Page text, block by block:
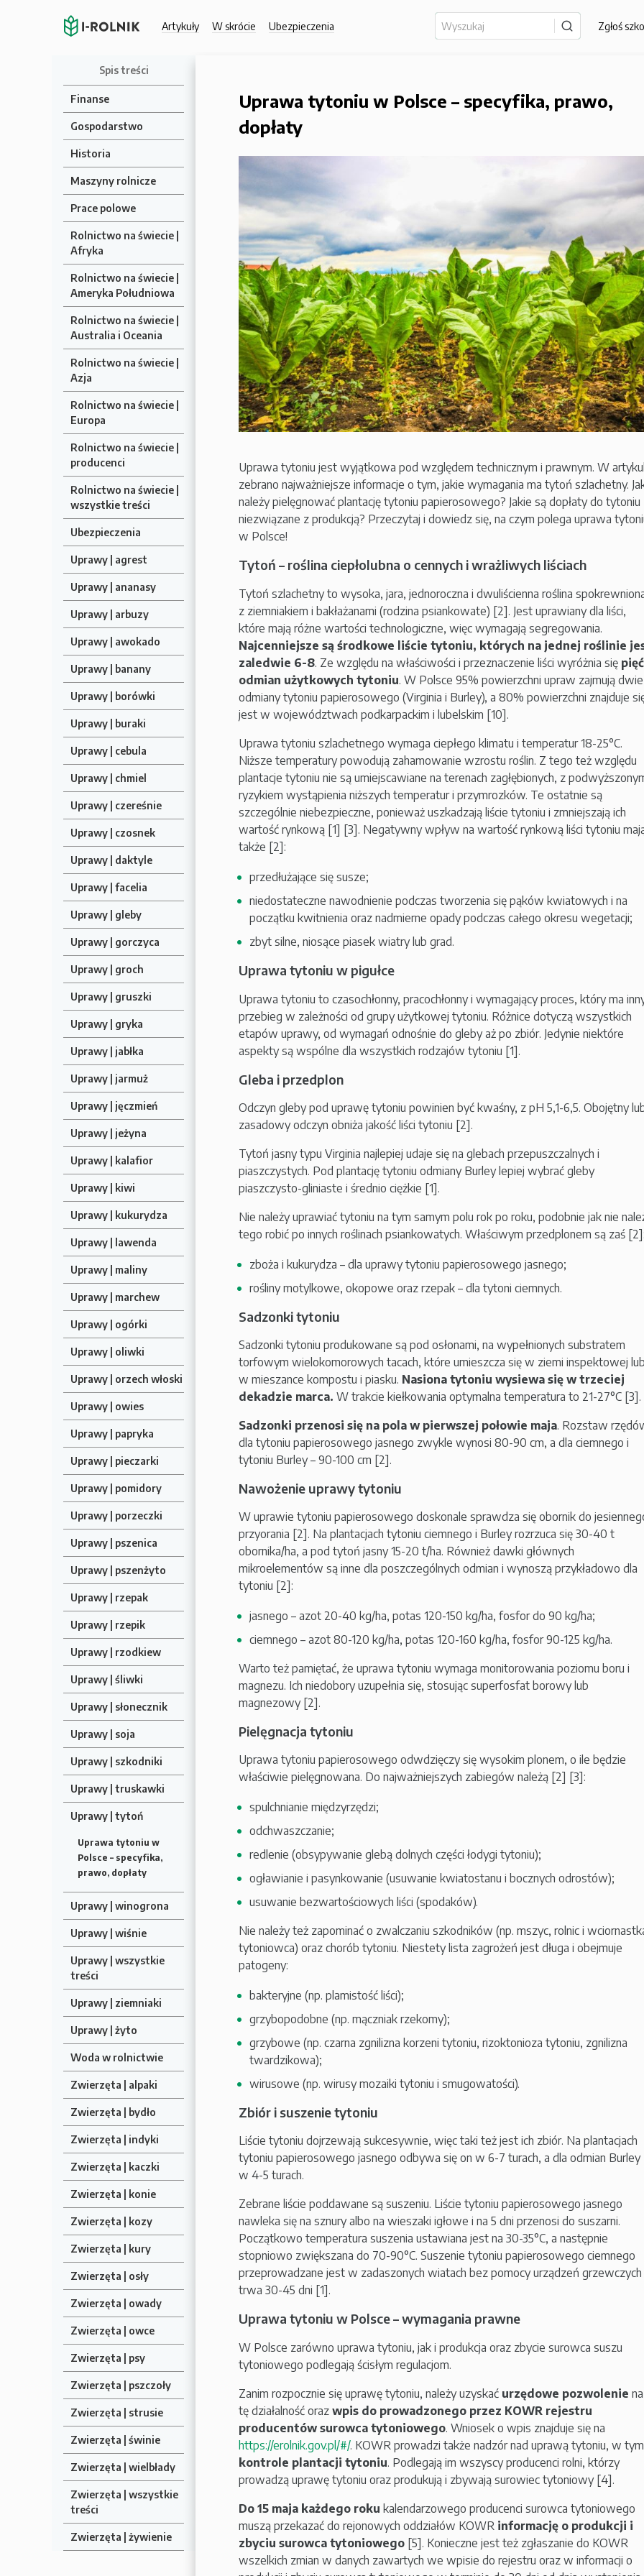
Artykuły W skrócie Ubezpieczenia Zgłoś
Spis treści
Finanse
Gospodarstwo
Historia
Maszyny rolnicze
Prace polowe
Rolnictwo na świecie |
Afryka
Rolnictwo na świecie |
Ameryka Południowa
Rolnictwo na świecie |
Australia i Oceania
Rolnictwo na świecie |
Azja
Rolnictwo na świecie |
Europa
Rolnictwo na świecie |
producenci
Rolnictwo na świecie |
wszystkie treści
Ubezpieczenia
Uprawy | agrest
Uprawy | ananasy
Uprawy | arbuzy
Uprawy | awokado
Uprawy | banany
Uprawy | borówki
Uprawy | buraki
Uprawy | cebula
Uprawy | chmiel
Uprawy | czereśnie
Uprawy | czosnek
Uprawy | daktyle
Uprawy | facelia
Uprawy | gleby
Uprawy | gorczyca
Uprawy | groch
Uprawy | gruszki
Uprawy | gryka
Uprawy | jabłka
Uprawy | jarmuż
Uprawy | jęczmień
Uprawy | jeżyna
Uprawy | kalafior
Uprawy | kiwi
Uprawy | kukurydza
Uprawy | lawenda
Uprawy | maliny
Uprawy | marchew
Uprawy | ogórki
Uprawy | oliwki
Uprawy | orzech włoski
Uprawy | owies
Uprawy | papryka
Uprawy | pieczarki
Uprawy | pomidory
Uprawy | porzeczki
Uprawy | pszenica
Uprawy | pszenżyto
Uprawy | rzepak
Uprawy | rzepik
Uprawy | rzodkiew
Uprawy | śliwki
Uprawy | słonecznik
Uprawy | soja
Uprawy | szkodniki
Uprawy | truskawki
Uprawy | tytoń
Uprawa tytoniu w
Polsce – specyfika,
prawo, dopłaty
Uprawy | winogrona
Uprawy | wiśnie
Uprawy | wszystkie
treści
Uprawy | ziemniaki
Uprawy | żyto
Woda w rolnictwie
Zwierzęta | alpaki
Zwierzęta | bydło
Zwierzęta | indyki
Zwierzęta | kaczki
Zwierzęta | konie
Zwierzęta | kozy
Zwierzęta | kury
Zwierzęta | osły
Zwierzęta | owady
Zwierzęta | owce
Zwierzęta | psy
Zwierzęta | pszczoły
Zwierzęta | strusie
Zwierzęta | świnie
Zwierzęta | wielbłady
Zwierzęta | wszystkie
treści
Zwierzęta | żywienie
Uprawa tytoniu w Polsce – specyfika, prawo,
dopłaty
Uprawa tytoniu jest wyjątkowa pod względem technicznym i prawnym. W
zebrano najważniejsze informacje o tym, jakie wymagania ma tytoń szlachetny.
należy pielęgnować plantację tytoniu papierosowego? Jakie są dopłaty do tytoniu
niezwiązane z produkcją? Przeczytaj i dowiedz się, na czym polega uprawa
w Polsce!
Tytoń – roślina ciepłolubna o cennych i wrażliwych liściach
Tytoń szlachetny to wysoka, jara, jednoroczna i dwuliścienna roślina
z ziemniakiem i bakłażanami (rodzina psiankowate) [2]. Jest uprawiany dla liści,
które mają różne wartości technologiczne, więc wymagają segregowania.
Najcenniejsze są środkowe liście tytoniu, których na jednej roślinie
zaledwie 6-8. Ze względu na właściwości i przeznaczenie liści wyróżnia się pięć
odmian użytkowych tytoniu. W Polsce 95% powierzchni upraw zajmują dwie
odmiany tytoniu papierosowego (Virginia i Burley), a 80% powierzchni znajduje
jest w województwach podkarpackim i lubelskim [10].
Uprawa tytoniu szlachetnego wymaga ciepłego klimatu i temperatur 18-25°C.
Niższe temperatury powodują zahamowanie wzrostu roślin. Z tego też względu
plantacje tytoniu nie są umiejscawiane na terenach zagłębionych, z
ryzykiem wystąpienia niższych temperatur i przymrozków. Te ostatnie są
szczególnie niebezpieczne, ponieważ uszkadzają liście tytoniu i zmniejszają ich
wartość rynkową [1] [3]. Negatywny wpływ na wartość rynkową liści tytoniu
także [2]:
przedłużające się susze;
niedostateczne nawodnienie podczas tworzenia się pąków kwiatowych i na
początku kwitnienia oraz nadmierne opady podczas całego okresu wegetacji;
zbyt silne, niosące piasek wiatry lub grad.
Uprawa tytoniu w pigułce
Uprawa tytoniu to czasochłonny, pracochłonny i wymagający proces, który ma
przebieg w zależności od grupy użytkowej tytoniu. Różnice dotyczą wszystkich
etapów uprawy, od wymagań odnośnie do gleby aż po zbiór. Jedynie niektóre
aspekty są wspólne dla wszystkich rodzajów tytoniu [1].
Gleba i przedplon
Odczyn gleby pod uprawę tytoniu powinien być kwaśny, z pH 5,1-6,5. Obojętny
zasadowy odczyn obniża jakość liści tytoniu [2].
Tytoń jasny typu Virginia najlepiej udaje się na glebach przepuszczalnych i
piaszczystych. Pod plantację tytoniu odmiany Burley lepiej wybrać gleby
piaszczysto-gliniaste i średnio ciężkie [1].
Nie należy uprawiać tytoniu na tym samym polu rok po roku, podobnie jak nie
tego robić po innych roślinach psiankowatych. Właściwym przedplonem są zaś
zboża i kukurydza – dla uprawy tytoniu papierosowego jasnego;
rośliny motylkowe, okopowe oraz rzepak – dla tytoni ciemnych.
Sadzonki tytoniu
Sadzonki tytoniu produkowane są pod osłonami, na wypełnionych substratem
torfowym wielokomorowych tacach, które umieszcza się w ziemi inspektowej
w mieszance kompostu i piasku. Nasiona tytoniu wysiewa się w trzeciej
dekadzie marca. W trakcie kiełkowania optymalna temperatura to 21-27°C [3].
Sadzonki przenosi się na pola w pierwszej połowie maja. Rozstaw
dla tytoniu papierosowego jasnego zwykle wynosi 80-90 cm, a dla ciemnego i
tytoniu Burley – 90-100 cm [2].
Nawożenie uprawy tytoniu
W uprawie tytoniu papierosowego doskonale sprawdza się obornik do
przyorania [2]. Na plantacjach tytoniu ciemnego i Burley rozrzuca się 30-40 t
obornika/ha, a pod tytoń jasny 15-20 t/ha. Również dawki głównych
mikroelementów są inne dla poszczególnych odmian i wynoszą przykładowo dla
tytoniu [2]:
jasnego – azot 20-40 kg/ha, potas 120-150 kg/ha, fosfor do 90 kg/ha;
ciemnego – azot 80-120 kg/ha, potas 120-160 kg/ha, fosfor 90-125 kg/ha.
Warto też pamiętać, że uprawa tytoniu wymaga monitorowania poziomu boru i
magnezu. Ich niedobory uzupełnia się, stosując superfosfat borowy lub
magnezowy [2].
Pielęgnacja tytoniu
Uprawa tytoniu papierosowego odwdzięczy się wysokim plonem, o ile będzie
właściwie pielęgnowana. Do najważniejszych zabiegów należą [2] [3]:
spulchnianie międzyrzędzi;
odchwaszczanie;
redlenie (obsypywanie glebą dolnych części łodygi tytoniu);
ogławianie i pasynkowanie (usuwanie kwiatostanu i bocznych odrostów);
usuwanie bezwartościowych liści (spodaków).
Nie należy też zapominać o zwalczaniu szkodników (np. mszyc, rolnic i
tytoniowca) oraz chorób tytoniu. Niestety lista zagrożeń jest długa i obejmuje
patogeny:
bakteryjne (np. plamistość liści);
grzybopodobne (np. mączniak rzekomy);
grzybowe (np. czarna zgnilizna korzeni tytoniu, rizoktonioza tytoniu, zgnilizna
twardzikowa);
wirusowe (np. wirusy mozaiki tytoniu i smugowatości).
Zbiór i suszenie tytoniu
Liście tytoniu dojrzewają sukcesywnie, więc taki też jest ich zbiór. Na plantacjach
tytoniu papierosowego jasnego odbywa się on w 6-7 turach, a dla odmian Burley
w 4-5 turach.
Zebrane liście poddawane są suszeniu. Liście tytoniu papierosowego jasnego
nawleka się na sznury albo na wieszaki igłowe i na 5 dni przenosi do suszarni.
Początkowo temperatura suszenia ustawiana jest na 30-35°C, a następnie
stopniowo zwiększana do 70-90°C. Suszenie tytoniu papierosowego ciemnego
przeprowadzane jest w zadaszonych wiatach bez pomocy urządzeń grzewczych
trwa 30-45 dni [1].
Uprawa tytoniu w Polsce – wymagania prawne
W Polsce zarówno uprawa tytoniu, jak i produkcja oraz zbycie surowca suszu
tytoniowego podlegają ścisłym regulacjom.
Zanim rozpocznie się uprawę tytoniu, należy uzyskać urzędowe pozwolenie na
tę działalność oraz wpis do prowadzonego przez KOWR rejestru
producentów surowca tytoniowego. Wniosek o wpis znajduje się na
https://erolnik.gov.pl/#/. KOWR prowadzi także nadzór nad uprawą tytoniu, w tym
kontrole plantacji tytoniu. Podlegają im wszyscy producenci rolni, którzy
prowadzą uprawę tytoniu oraz produkują i zbywają surowiec tytoniowy [4].
Do 15 maja każdego roku kalendarzowego producenci surowca tytoniowego
muszą przekazać do rejonowych oddziałów KOWR informację o produkcji i
zbyciu surowca tytoniowego [5]. Konieczne jest też zgłaszanie do KOWR
wszelkich zmian w danych zawartych we wpisie do rejestru oraz w informacji o